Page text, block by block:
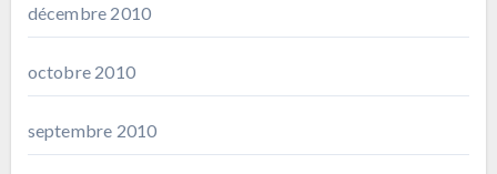
décembre 2010
octobre 2010
septembre 2010